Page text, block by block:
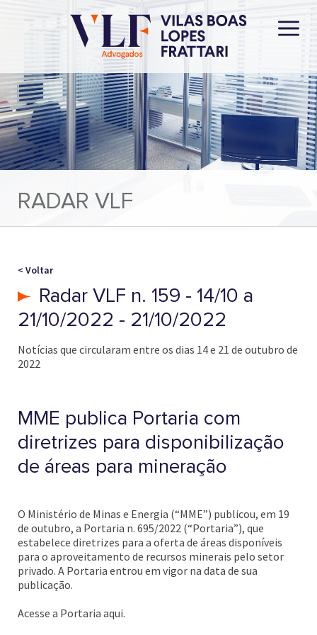
RADAR VLF
< Voltar
Radar VLF n. 159 - 14/10 a
21/10/2022 - 21/10/2022
Notícias que circularam entre os dias 14 e 21 de outubro de
2022
MME publica Portaria com
diretrizes para disponibilização
de áreas para mineração
O Ministério de Minas e Energia (“MME”) publicou, em 19
de outubro, a Portaria n. 695/2022 (“Portaria”), que
estabelece diretrizes para a oferta de áreas disponíveis
para o aproveitamento de recursos minerais pelo setor
privado. A Portaria entrou em vigor na data de sua
publicação.
Acesse a Portaria aqui.